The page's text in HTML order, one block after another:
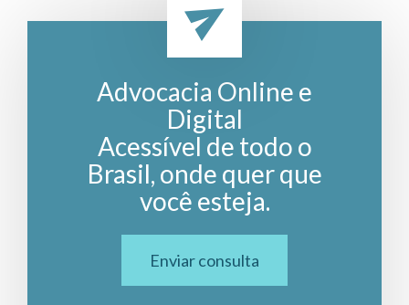
Advocacia Online e
Digital
Acessível de todo o
Brasil, onde quer que
você esteja.
Enviar consulta